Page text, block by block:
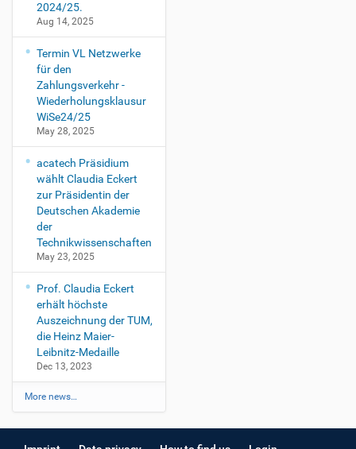
2024/25.
Aug 14, 2025
Termin VL Netzwerke
für den
Zahlungsverkehr -
Wiederholungsklausur
WiSe24/25
May 28, 2025
acatech Präsidium
wählt Claudia Eckert
zur Präsidentin der
Deutschen Akademie
der
Technikwissenschaften
May 23, 2025
Prof. Claudia Eckert
erhält höchste
Auszeichnung der TUM,
die Heinz Maier-
Leibnitz-Medaille
Dec 13, 2023
More news…